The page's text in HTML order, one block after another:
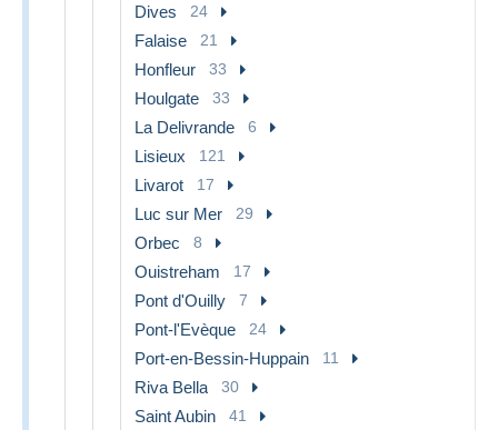
Dives 24
Falaise 21
Honfleur 33
Houlgate 33
La Delivrande 6
Lisieux 121
Livarot 17
Luc sur Mer 29
Orbec 8
Ouistreham 17
Pont d'Ouilly 7
Pont-l'Evèque 24
Port-en-Bessin-Huppain 11
Riva Bella 30
Saint Aubin 41